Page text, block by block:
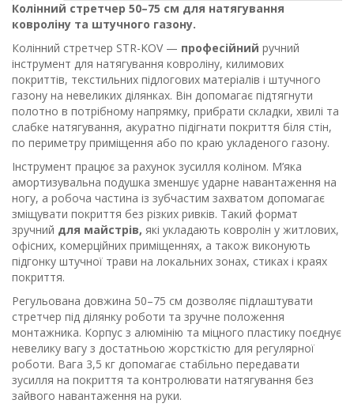
Колінний стретчер 50–75 см для натягування
ковроліну та штучного газону.
Колінний стретчер STR-KOV — професійний ручний
інструмент для натягування ковроліну, килимових
покриттів, текстильних підлогових матеріалів і штучного
газону на невеликих ділянках. Він допомагає підтягнути
полотно в потрібному напрямку, прибрати складки, хвилі та
слабке натягування, акуратно підігнати покриття біля стін,
по периметру приміщення або по краю укладеного газону.
Інструмент працює за рахунок зусилля коліном. М’яка
амортизувальна подушка зменшує ударне навантаження на
ногу, а робоча частина із зубчастим захватом допомагає
зміщувати покриття без різких ривків. Такий формат
зручний для майстрів, які укладають ковролін у житлових,
офісних, комерційних приміщеннях, а також виконують
підгонку штучної трави на локальних зонах, стиках і краях
покриття.
Регульована довжина 50–75 см дозволяє підлаштувати
стретчер під ділянку роботи та зручне положення
монтажника. Корпус з алюмінію та міцного пластику поєднує
невелику вагу з достатньою жорсткістю для регулярної
роботи. Вага 3,5 кг допомагає стабільно передавати
зусилля на покриття та контролювати натягування без
зайвого навантаження на руки.